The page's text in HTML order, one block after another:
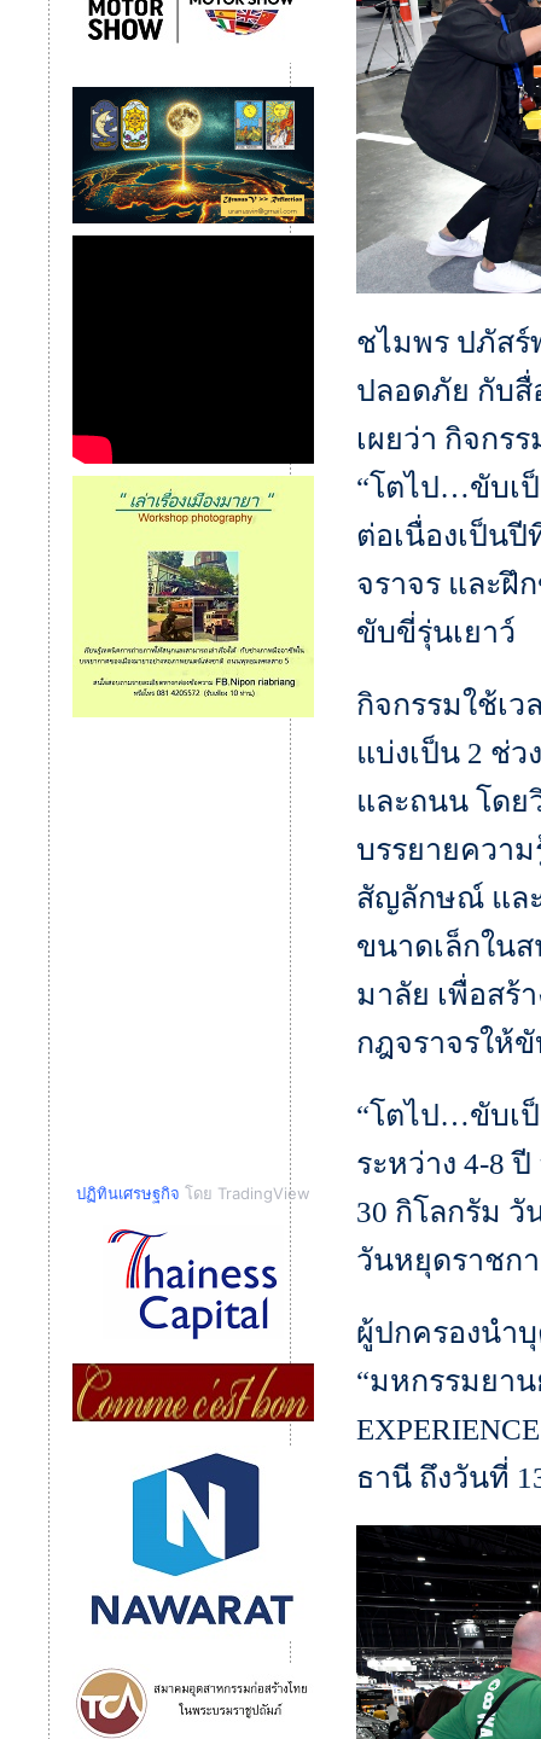
ปฏิทินเศรษฐกิจ โดย TradingView
ชไมพร ปภัสร์
ปลอดภัย กับสื่
เผยว่า กิจกรร
“โตไป…ขับเ
ต่อเนื่องเป็นปี
จราจร และฝึ
ขับขี่รุ่นเยาว์
กิจกรรมใช้เว
แบ่งเป็น 2 ช่
และถนน โดย
บรรยายควา
สัญลักษณ์ แล
ขนาดเล็กใน
มาลัย เพื่อสร้
กฎจราจรให้
“โตไป…ขับเ
ระหว่าง 4-8
30 กิโลกรัม วั
วันหยุดราชกา
ผู้ปกครองนำ
“มหกรรมยา
ธานี ถึงวันที่